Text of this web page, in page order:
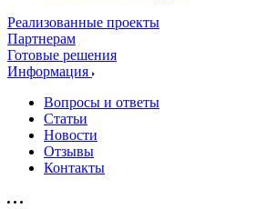
Реализованные проекты
Партнерам
Готовые решения
Информация
Вопросы и ответы
Статьи
Новости
Отзывы
Контакты